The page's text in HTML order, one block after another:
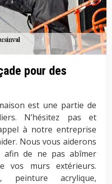
pour des
est une partie de
N’hésitez pas et
à notre entreprise
Nous vous aiderons
de ne pas abîmer
vos murs extérieurs.
peinture acrylique,